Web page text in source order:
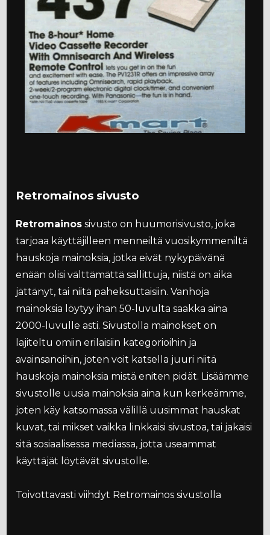
Retromainos sivusto
Retromainos sivusto on huumorisivusto, joka
tarjoaa käyttäjilleen menneiltä vuosikymmeniltä
hauskoja mainoksia, jotka eivät nykypäivänä
enään olisi välttämättä sallittuja, niistä on aika
jättänyt, tai niitä paheksuttaisiin. Vanhoja
mainoksia löytyy ihan 50-luvulta saakka aina
2000-luvulle asti. Sivustolla mainokset on
lajiteltu omiin erilaisiin kategorioihin ja
avainsanoihin, joten voit katsella juuri niitä
hauskoja mainoksia mistä eniten pidät. Lisäämme
sivustolle uusia mainoksia aina kun kerkeämme,
joten käy katsomassa välillä uusimmat hauskat
kuvat, tai mikset vaikka linkkaisi sivustoa, tai jakaisi
sitä sosiaalisessa mediassa, jotta useammat
käyttäjät löytävät sivustolle.
Toivottavasti viihdyt Retromainos sivustolla